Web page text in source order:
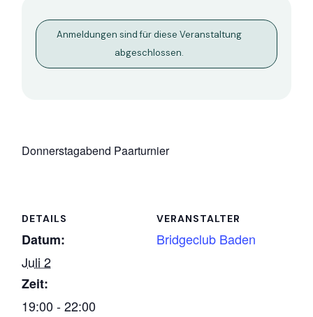
Anmeldungen sind für diese Veranstaltung
abgeschlossen.
Donnerstagabend Paarturnier
DETAILS
Datum:
Juli 2
Zeit:
19:00 - 22:00
VERANSTALTER
Bridgeclub Baden